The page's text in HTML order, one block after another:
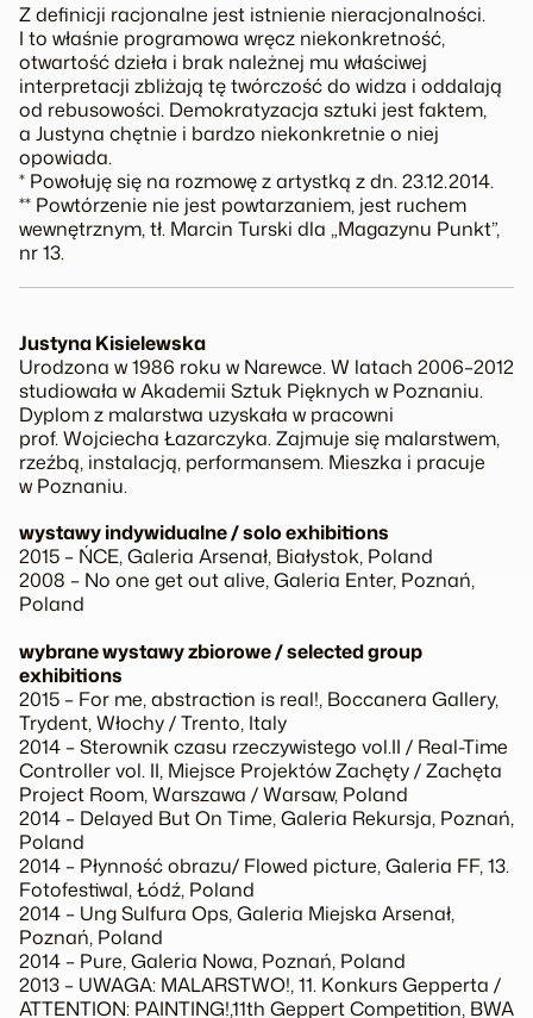
Z definicji racjonalne jest istnienie nieracjonalności.
I to właśnie programowa wręcz niekonkretność,
otwartość dzieła i brak należnej mu właściwej
interpretacji zbliżają tę twórczość do widza i oddalają
od rebusowości. Demokratyzacja sztuki jest faktem,
a Justyna chętnie i bardzo niekonkretnie o niej
opowiada.
* Powołuję się na rozmowę z artystką z dn. 23.12.2014.
** Powtórzenie nie jest powtarzaniem, jest ruchem
wewnętrznym, tł. Marcin Turski dla „Magazynu Punkt”,
nr 13.
Justyna Kisielewska
Urodzona w 1986 roku w Narewce. W latach 2006–2012
studiowała w Akademii Sztuk Pięknych w Poznaniu.
Dyplom z malarstwa uzyskała w pracowni
prof. Wojciecha Łazarczyka. Zajmuje się malarstwem,
rzeźbą, instalacją, performansem. Mieszka i pracuje
w Poznaniu.
wystawy indywidualne / solo exhibitions
2015 – ŃCE, Galeria Arsenał, Białystok, Poland
2008 – No one get out alive, Galeria Enter, Poznań,
Poland
wybrane wystawy zbiorowe / selected group
exhibitions
2015 – For me, abstraction is real!, Boccanera Gallery,
Trydent, Włochy / Trento, Italy
2014 –Sterownik czasu rzeczywistego vol.II / Real-Time
Controller vol. II, Miejsce Projektów Zachęty / Zachęta
Project Room, Warszawa / Warsaw, Poland
2014 – Delayed But On Time, Galeria Rekursja, Poznań,
Poland
2014 – Płynność obrazu/ Flowed picture, Galeria FF, 13.
Fotofestiwal, Łódź, Poland
2014 – Ung Sulfura Ops, Galeria Miejska Arsenał,
Poznań, Poland
2014 – Pure, Galeria Nowa, Poznań, Poland
2013 – UWAGA: MALARSTWO!, 11. Konkurs Gepperta /
ATTENTION: PAINTING!,11th Geppert Competition, BWA